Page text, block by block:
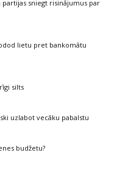
partijas sniegt risinājumus par
lietu pret bankomātu
silts
uzlabot vecāku pabalstu
budžetu?